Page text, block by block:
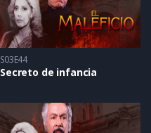
S03E44
Secreto de infancia